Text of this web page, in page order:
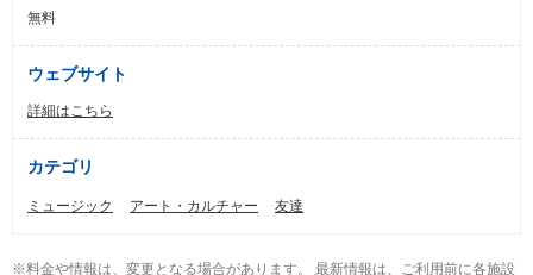
無料
ウェブサイト
詳細はこちら
カテゴリ
ミュージック アート・カルチャー 友達
※料金や情報は、変更となる場合があります。 最新情報は、ご利用前に各施設